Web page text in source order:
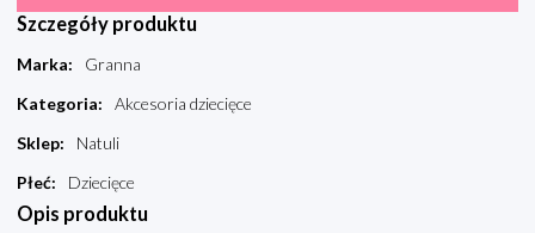
Szczegóły produktu
Marka:
Granna
Kategoria:
Akcesoria dziecięce
Sklep:
Natuli
Płeć: Dziecięce
Opis produktu